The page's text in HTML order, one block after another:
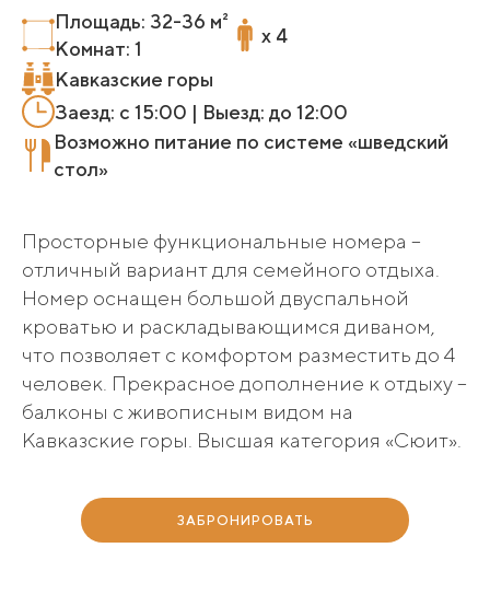
Площадь: 32-36 м²
Комнат: 1
x 4
Кавказские горы
Заезд: с 15:00 | Выезд: до 12:00
Возможно питание по системе «шведский
стол»
Просторные функциональные номера –
отличный вариант для семейного отдыха.
Номер оснащен большой двуспальной
кроватью и раскладывающимся диваном,
что позволяет с комфортом разместить до 4
человек. Прекрасное дополнение к отдыху –
балконы с живописным видом на
Кавказские горы. Высшая категория «Сюит».
ЗАБРОНИРОВАТЬ